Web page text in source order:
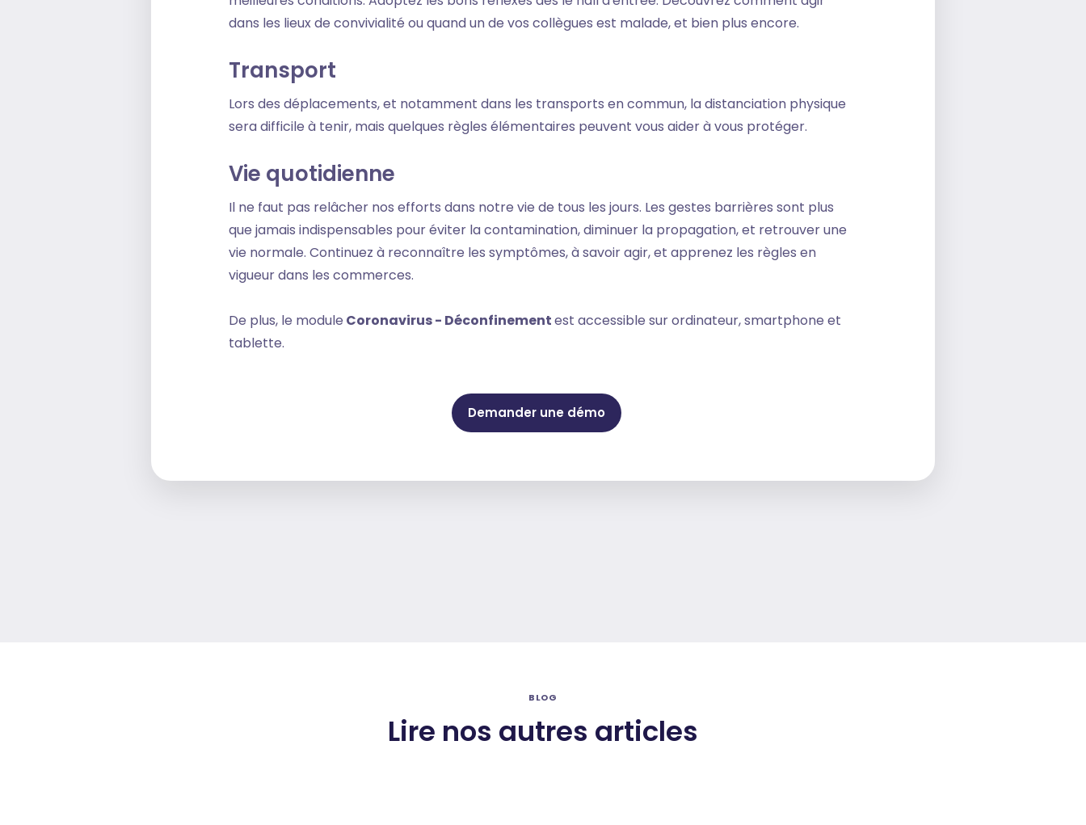
dans les lieux de convivialité ou quand un de vos collègues est malade, et bien plus encore.
Transport
Lors des déplacements, et notamment dans les transports en commun, la distanciation physique
sera difficile à tenir, mais quelques règles élémentaires peuvent vous aider à vous protéger.
Vie quotidienne
Il ne faut pas relâcher nos efforts dans notre vie de tous les jours. Les gestes barrières sont plus
que jamais indispensables pour éviter la contamination, diminuer la propagation, et retrouver une
vie normale. Continuez à reconnaître les symptômes, à savoir agir, et apprenez les règles en
vigueur dans les commerces.
De plus, le module Coronavirus - Déconfinementest accessible sur ordinateur, smartphone et
tablette.
Demander une démo
BLOG
Lire nos autres articles